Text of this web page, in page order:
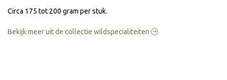
Circa 175 tot 200 gram per stuk.
Bekijk meer uit de collectie wildspecialiteiten